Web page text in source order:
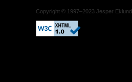
Copyright © 1997–2023 Jesper Eklund